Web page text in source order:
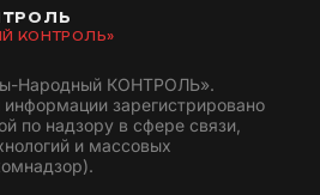
КОНТРОЛЬ»
Народный КОНТРОЛЬ».
зарегистрировано
по надзору в сфере связи,
и массовых